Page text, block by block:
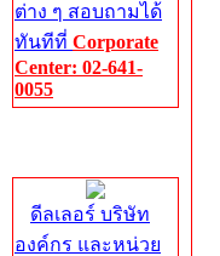
ต่าง ๆ สอบถามได้
ทันทีที่ Corporate
Center: 02-641-
0055
ดีลเลอร์ บริษัท
องค์กร และหน่วย